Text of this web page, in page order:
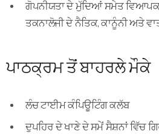
ਗੋਪਨੀਯਤਾ ਦੇ ਮੁੱਦਿਆਂ ਸਮੇਤ ਵਿਆਪਕ
ਤਕਨਾਲੋਜੀ ਦੇ ਨੈਤਿਕ, ਕਾਨੂੰਨੀ ਅਤੇ
ਪਾਠਕ੍ਰਮ ਤੋਂ ਬਾਹਰਲੇ ਮੌਕੇ
ਲੰਚ ਟਾਈਮ ਕੰਪਿਊਟਿੰਗ ਕਲੱਬ
ਦੁਪਹਿਰ ਦੇ ਖਾਣੇ ਦੇ ਸਮੇਂ ਸੈਸ਼ਨਾਂ ਵਿੱਚ